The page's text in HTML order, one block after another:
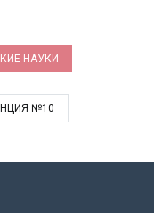
НАУКИ
№10